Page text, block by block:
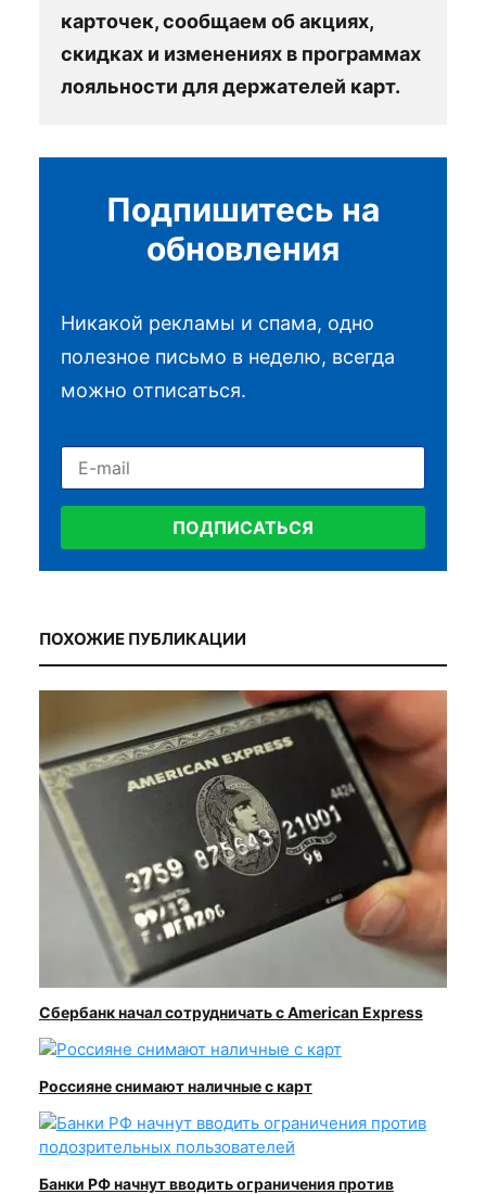
карточек, сообщаем об акциях,
скидках и изменениях в программах
лояльности для держателей карт.
Подпишитесь на
обновления
Никакой рекламы и спама, одно
полезное письмо в неделю, всегда
можно отписаться.
ПОДПИСАТЬСЯ
ПОХОЖИЕ ПУБЛИКАЦИИ
Сбербанк начал сотрудничать с American Express
Россияне снимают наличные с карт
Банки РФ начнут вводить ограничения против